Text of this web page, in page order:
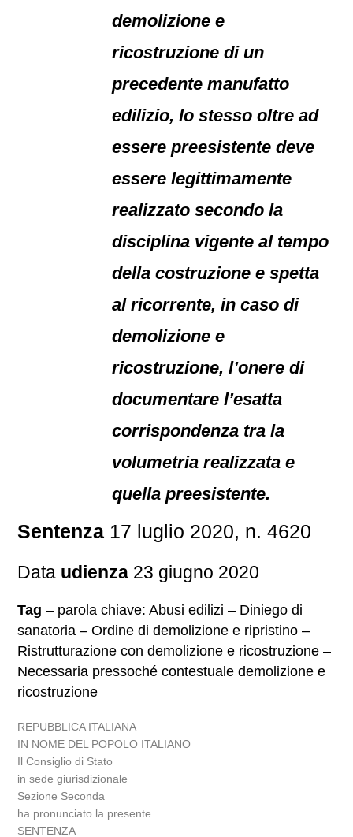
demolizione e
ricostruzione di un
precedente manufatto
edilizio, lo stesso oltre ad
essere preesistente deve
essere legittimamente
realizzato secondo la
disciplina vigente al tempo
della costruzione e spetta
al ricorrente, in caso di
demolizione e
ricostruzione, l’onere di
documentare l’esatta
corrispondenza tra la
volumetria realizzata e
quella preesistente.
Sentenza 17 luglio 2020, n. 4620
Data udienza 23 giugno 2020
Tag – parola chiave: Abusi edilizi – Diniego di
sanatoria – Ordine di demolizione e ripristino –
Ristrutturazione con demolizione e ricostruzione –
Necessaria pressoché contestuale demolizione e
ricostruzione
REPUBBLICA ITALIANA
IN NOME DEL POPOLO ITALIANO
Il Consiglio di Stato
in sede giurisdizionale
Sezione Seconda
ha pronunciato la presente
SENTENZA